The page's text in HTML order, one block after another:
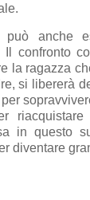
anche
Il confronto
la ragazza
si libererà
in questo
diventare